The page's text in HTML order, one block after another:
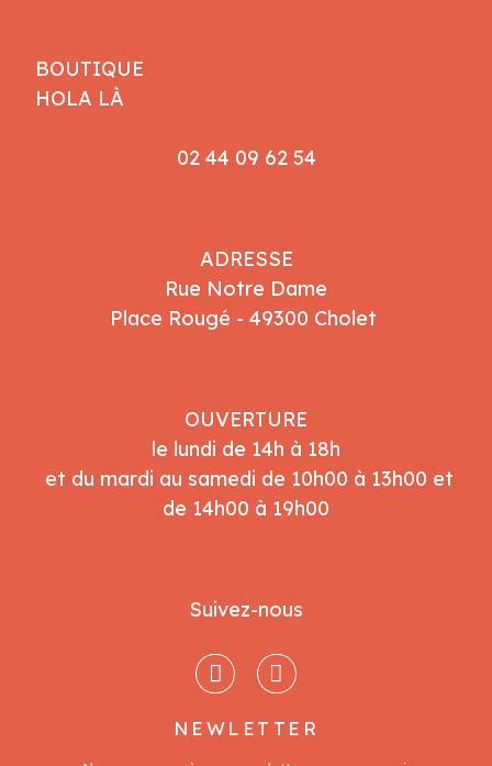
BOUTIQUE
HOLA LÀ
02 44 09 62 54
ADRESSE
Rue Notre Dame
Place Rougé - 49300 Cholet
OUVERTURE
le lundi de 14h à 18h
et du mardi au samedi de 10h00 à 13h00 et
de 14h00 à 19h00
Suivez-nous
NEWLETTER